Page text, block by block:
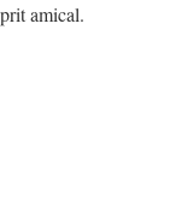
amical.